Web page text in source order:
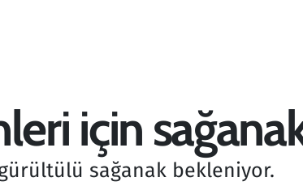
için sağanak
sağanak bekleniyor.